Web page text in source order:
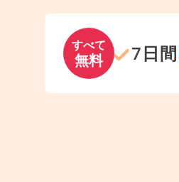
すべて
無料 7日間